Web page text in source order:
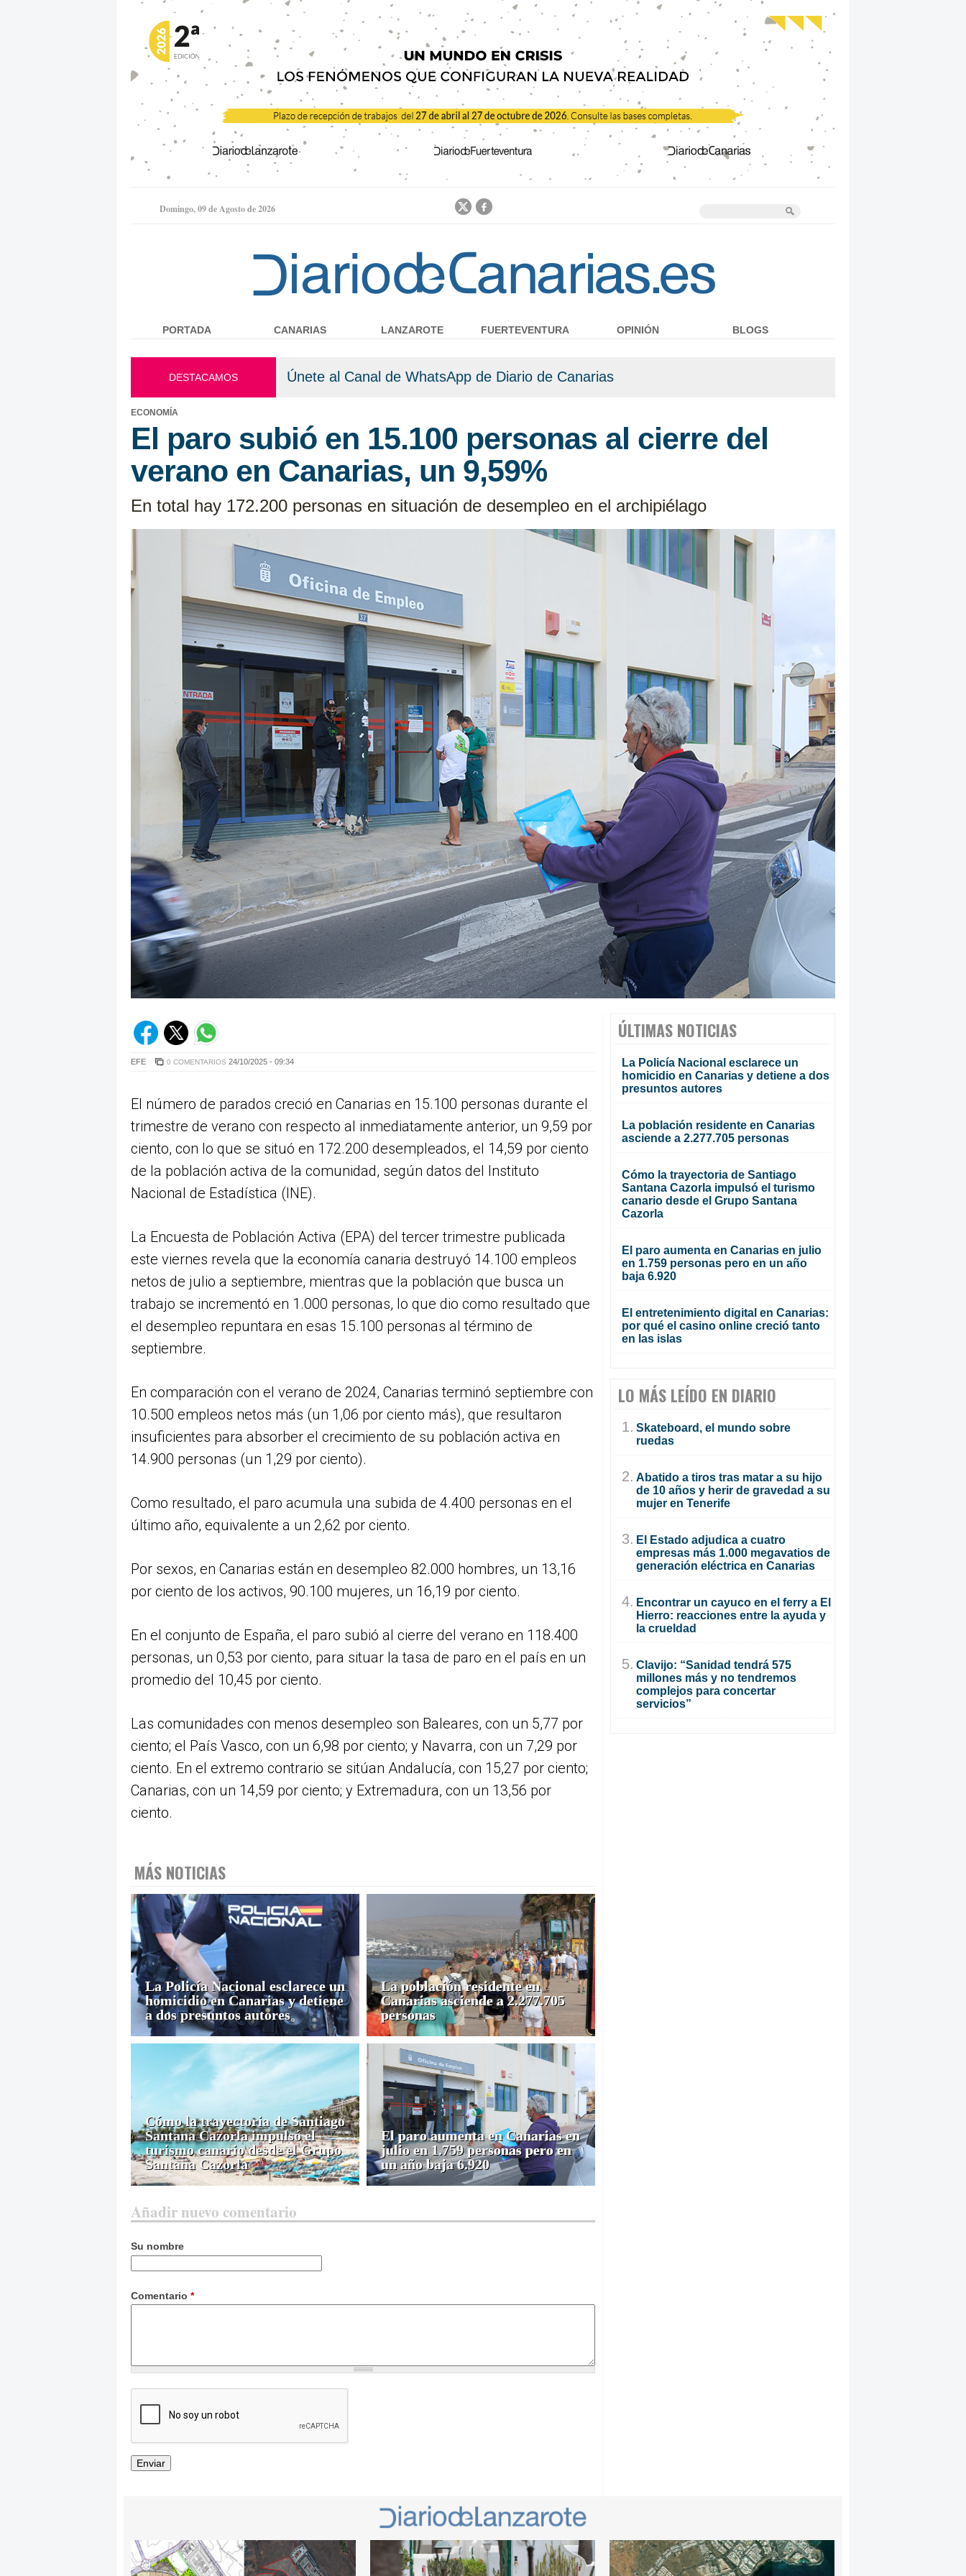
Jump to navigation
Domingo, 09 de Agosto de 2026
DESTACAMOS Únete al Canal de WhatsApp de Diario de Canarias
ECONOMÍA
El paro subió en 15.100 personas al cierre del
verano en Canarias, un 9,59%
En total hay 172.200 personas en situación de desempleo en el archipiélago
EFE 0 COMENTARIOS 24/10/2025 - 09:34
El número de parados creció en Canarias en 15.100 personas durante el
trimestre de verano con respecto al inmediatamente anterior, un 9,59 por
ciento, con lo que se situó en 172.200 desempleados, el 14,59 por ciento
de la población activa de la comunidad, según datos del Instituto
Nacional de Estadística (INE).
La Encuesta de Población Activa (EPA) del tercer trimestre publicada
este viernes revela que la economía canaria destruyó 14.100 empleos
netos de julio a septiembre, mientras que la población que busca un
trabajo se incrementó en 1.000 personas, lo que dio como resultado que
el desempleo repuntara en esas 15.100 personas al término de
septiembre.
En comparación con el verano de 2024, Canarias terminó septiembre con
10.500 empleos netos más (un 1,06 por ciento más), que resultaron
insuficientes para absorber el crecimiento de su población activa en
14.900 personas (un 1,29 por ciento).
Como resultado, el paro acumula una subida de 4.400 personas en el
último año, equivalente a un 2,62 por ciento.
Por sexos, en Canarias están en desempleo 82.000 hombres, un 13,16
por ciento de los activos, 90.100 mujeres, un 16,19 por ciento.
En el conjunto de España, el paro subió al cierre del verano en 118.400
personas, un 0,53 por ciento, para situar la tasa de paro en el país en un
promedio del 10,45 por ciento.
Las comunidades con menos desempleo son Baleares, con un 5,77 por
ciento; el País Vasco, con un 6,98 por ciento; y Navarra, con un 7,29 por
ciento. En el extremo contrario se sitúan Andalucía, con 15,27 por ciento;
Canarias, con un 14,59 por ciento; y Extremadura, con un 13,56 por
ciento.
MÁS NOTICIAS
La Policía Nacional esclarece un
homicidio en Canarias y detiene
a dos presuntos autores
La población residente en
Canarias asciende a 2.277.705
personas
Cómo la trayectoria de Santiago
Santana Cazorla impulsó el
turismo canario desde el Grupo
Santana Cazorla
El paro aumenta en Canarias en
julio en 1.759 personas pero en
un año baja 6.920
Añadir nuevo comentario
Su nombre
Comentario *
PORTADA CANARIAS LANZAROTE FUERTEVENTURA OPINIÓN BLOGS
ÚLTIMAS NOTICIAS
La Policía Nacional esclarece un
homicidio en Canarias y detiene a dos
presuntos autores
La población residente en Canarias
asciende a 2.277.705 personas
Cómo la trayectoria de Santiago
Santana Cazorla impulsó el turismo
canario desde el Grupo Santana
Cazorla
El paro aumenta en Canarias en julio
en 1.759 personas pero en un año
baja 6.920
El entretenimiento digital en Canarias:
por qué el casino online creció tanto
en las islas
LO MÁS LEÍDO EN DIARIO
1. Skateboard, el mundo sobre
ruedas
2. Abatido a tiros tras matar a su hijo
de 10 años y herir de gravedad a su
mujer en Tenerife
3. El Estado adjudica a cuatro
empresas más 1.000 megavatios de
generación eléctrica en Canarias
4. Encontrar un cayuco en el ferry a El
Hierro: reacciones entre la ayuda y
la crueldad
5. Clavijo: “Sanidad tendrá 575
millones más y no tendremos
complejos para concertar
servicios”